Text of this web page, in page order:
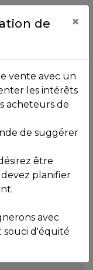
de Doncaster
de
×
vente avec un
les intérêts
acheteurs de
de suggérer
être
planifier
avec
d'équité